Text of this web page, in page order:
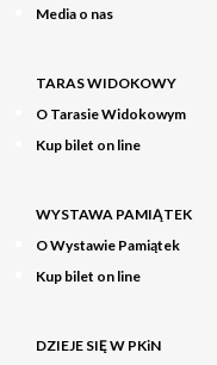
Media o nas
TARAS WIDOKOWY
O Tarasie Widokowym
Kup bilet on line
WYSTAWA PAMIĄTEK
O Wystawie Pamiątek
Kup bilet on line
DZIEJE SIĘ W PKiN